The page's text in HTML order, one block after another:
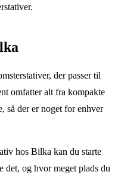
der passer til
omfatter alt fra kompakte
så der er noget for enhver
hos Bilka kan du starte
det, og hvor meget plads du